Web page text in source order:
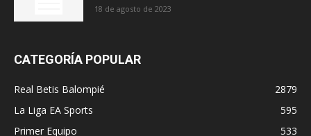
18 de agosto de 2023
CATEGORÍA POPULAR
Real Betis Balompié
2879
La Liga EA Sports
595
Primer Equipo
533